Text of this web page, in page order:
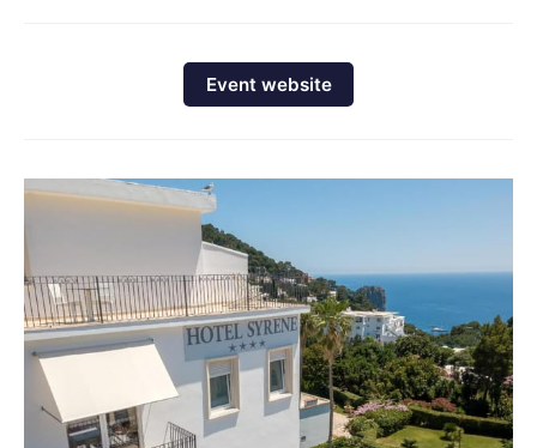
Event website